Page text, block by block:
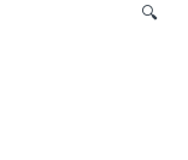
🔍